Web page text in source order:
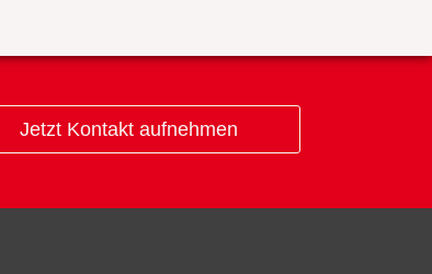
Jetzt Kontakt aufnehmen